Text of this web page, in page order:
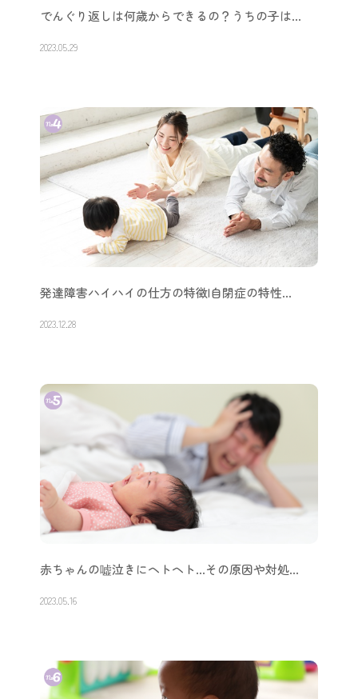
でんぐり返しは何歳からできるの？うちの子は…
2023.05.29
発達障害ハイハイの仕方の特徴|自閉症の特性…
2023.12.28
赤ちゃんの嘘泣きにヘトヘト…その原因や対処…
2023.05.16